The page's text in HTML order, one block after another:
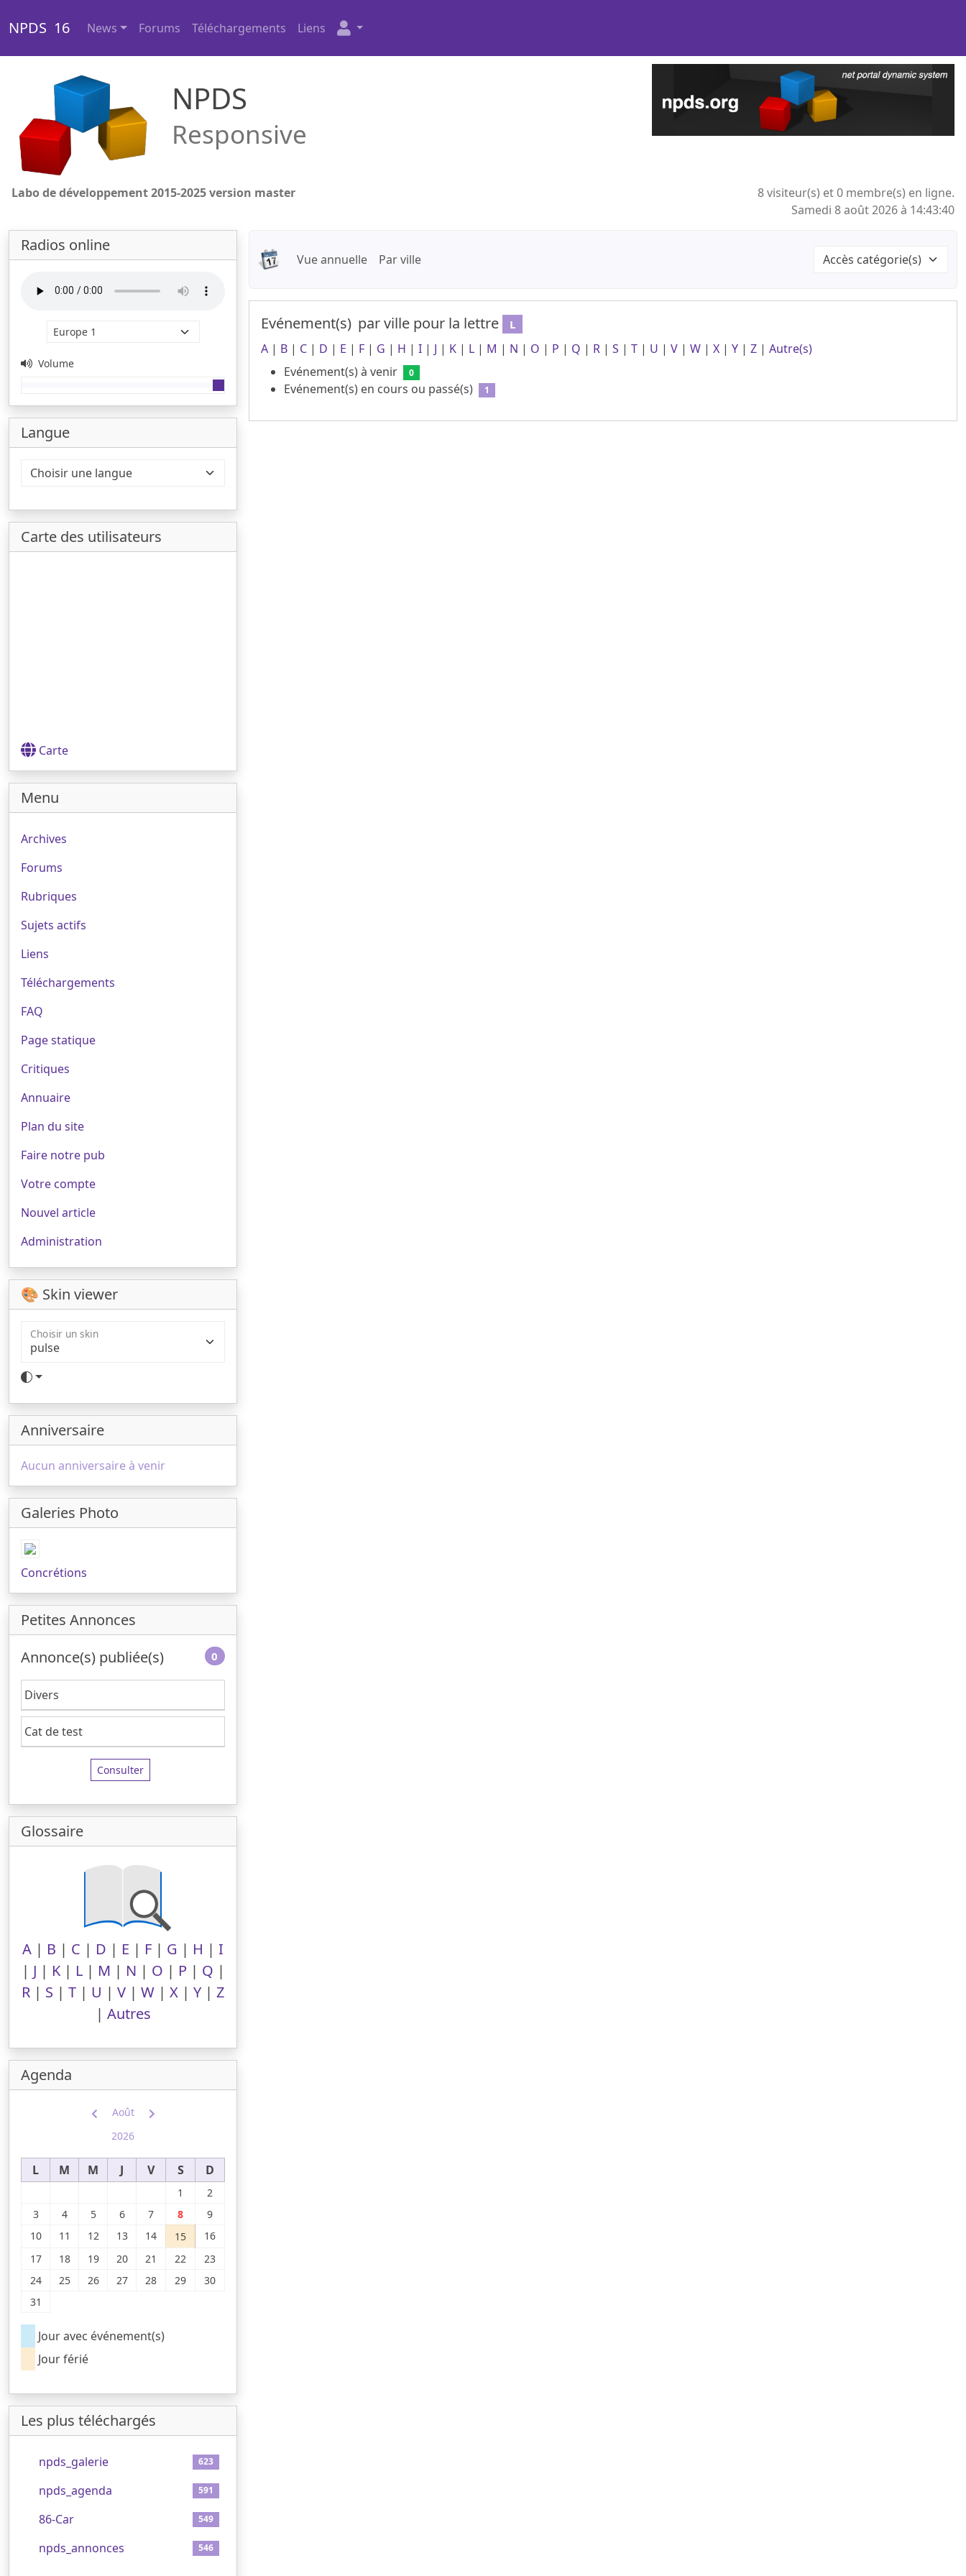
NPDS 16 News Forums Téléchargements Liens
NPDS
Responsive
Labo de développement 2015-2025 version master
8 visiteur(s) et 0 membre(s) en ligne.
Samedi 8 août 2026 à 14:43:40
Radios online
Volume
Langue
Carte des utilisateurs
Carte
Menu
Archives
Forums
Rubriques
Sujets actifs
Liens
Téléchargements
FAQ
Page statique
Critiques
Annuaire
Plan du site
Faire notre pub
Votre compte
Nouvel article
Administration
🎨 Skin viewer
Choisir un skin
Anniversaire
Aucun anniversaire à venir
Galeries Photo
Concrétions
Petites Annonces
0
Annonce(s) publiée(s)
Divers
Cat de test
Consulter
Glossaire
A | B | C | D | E | F | G | H | I
| J | K| L| M | N | O | P | Q |
R | S | T | U | V | W | X | Y | Z
| Autres
Agenda
Août
2026
L M M J V S D
1
2
3
4 5 6 7 8
9
10
11 12 13 14 15
16
17
18 19 20 21 22
23
24
25 26 27 28 29
30
31
Jour avec événement(s)
Jour férié
Les plus téléchargés
npds_galerie 623
npds_agenda 591
86-Car 549
npds_annonces 546
Vue annuelle Par ville
Evénement(s) par ville pour la lettre L
A | B | C | D | E | F | G | H | I | J | K | L | M | N | O | P | Q | R | S | T | U | V | W | X | Y | Z | Autre(s)
Evénement(s) à venir
0
Evénement(s) en cours ou passé(s) 1